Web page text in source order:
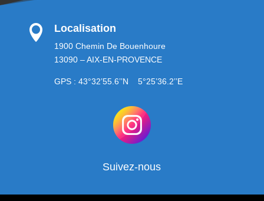
 Localisation
1900 Chemin De Bouenhoure
13090 – AIX-EN-PROVENCE
GPS : 43°32’55.6’’N 5°25’36.2’’E
Suivez-nous